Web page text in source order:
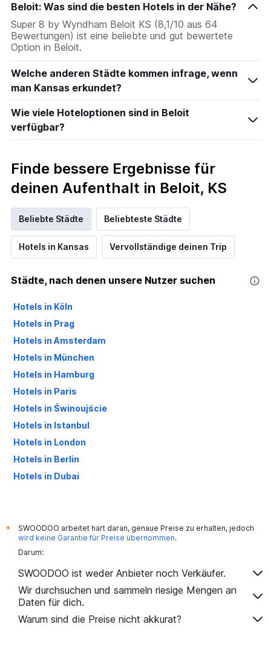
Beloit: Was sind die besten Hotels in der Nähe?
Super 8 by Wyndham Beloit KS (8,1/10 aus 64
Bewertungen) ist eine beliebte und gut bewertete
Option in Beloit.
Welche anderen Städte kommen infrage, wenn
man Kansas erkundet?
Wie viele Hoteloptionen sind in Beloit
verfügbar?
Finde bessere Ergebnisse für
deinen Aufenthalt in Beloit, KS
Beliebte Städte Beliebteste Städte
Hotels in Kansas Vervollständige deinen Trip
Städte, nach denen unsere Nutzer suchen
Hotels in Köln
Hotels in Prag
Hotels in Amsterdam
Hotels in München
Hotels in Hamburg
Hotels in Paris
Hotels in Świnoujście
Hotels in Istanbul
Hotels in London
Hotels in Berlin
Hotels in Dubai
*
SWOODOO arbeitet hart daran, genaue Preise zu erhalten, jedoch
wird keine Garantie für Preise übernommen.
Darum:
SWOODOO ist weder Anbieter noch Verkäufer.
Wir durchsuchen und sammeln riesige Mengen an
Daten für dich.
Warum sind die Preise nicht akkurat?